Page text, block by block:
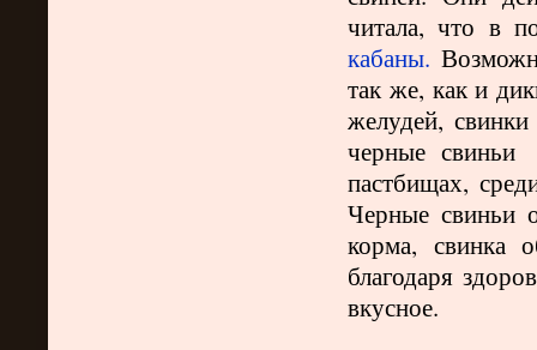
читала, что в
кабаны.
так же, как и
желудей,
черные свиньи
пастбищах,
Черные свиньи
корма, свинка
благодаря
вкусное.